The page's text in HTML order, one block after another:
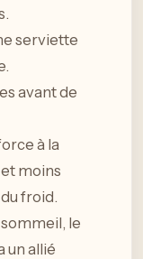
serviette
avant de
à la
moins
froid.
le
un allié